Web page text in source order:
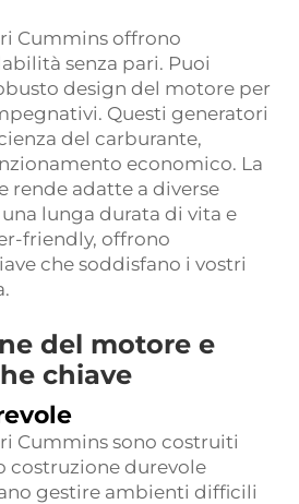
Cummins offrono
senza pari. Puoi
design del motore per
Questi generatori
del carburante,
economico. La
rende adatte a diverse
lunga durata di vita e
friendly, offrono
che soddisfano i vostri
del motore e
chiave
Cummins sono costruiti
costruzione durevole
gestire ambienti difficili